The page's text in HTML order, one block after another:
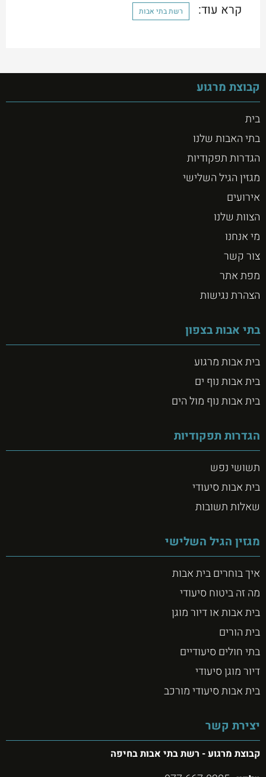
קרא עוד: רשת בתי אבות
קבוצת מרגוע
בית
בתי האבות שלנו
הגדרות תפקודיות
מגזין הגיל השלישי
אירועים
הצוות שלנו
מי אנחנו
צור קשר
מפת אתר
הצהרת נגישות
בתי אבות בצפון
בית אבות מרגוע
בית אבות נוף ים
בית אבות נוף מול הים
הגדרות תפקודיות
תשושי נפש
בית אבות סיעודי
שאלות תשובות
מגזין הגיל השלישי
איך בוחרים בית אבות
מה זה ביטוח סיעודי
בית אבות או דיור מוגן
בית הורים
בתי חולים סיעודיים
דיור מוגן סיעודי
בית אבות סיעודי מורכב
יצירת קשר
קבוצת מרגוע - רשת בתי אבות בחיפה